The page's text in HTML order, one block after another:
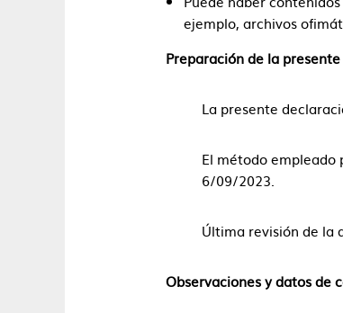
ejemplo, archivos
Preparación de la
La presente
El método empleado
6/09/2023.
Última revisión de la
Observaciones y datos de